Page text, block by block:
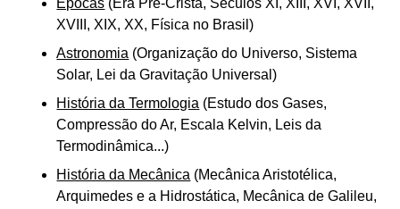
Épocas (Era Pré-Cristã, Séculos XI, XIII, XVI, XVII,
XVIII, XIX, XX, Física no Brasil)
Astronomia (Organização do Universo, Sistema
Solar, Lei da Gravitação Universal)
História da Termologia (Estudo dos Gases,
Compressão do Ar, Escala Kelvin, Leis da
Termodinâmica...)
História da Mecânica (Mecânica Aristotélica,
Arquimedes e a Hidrostática, Mecânica de Galileu,